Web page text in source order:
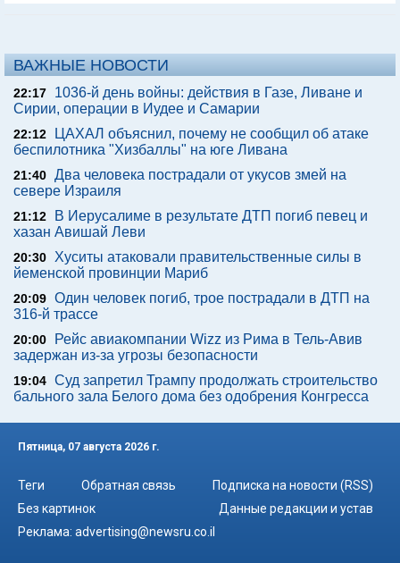
ВАЖНЫЕ НОВОСТИ
22:17
1036-й день войны: действия в Газе, Ливане и
Сирии, операции в Иудее и Самарии
22:12
ЦАХАЛ объяснил, почему не сообщил об атаке
беспилотника "Хизбаллы" на юге Ливана
21:40 Два человека пострадали от укусов змей на
севере Израиля
21:12
В Иерусалиме в результате ДТП погиб певец и
хазан Авишай Леви
20:30 Хуситы атаковали правительственные силы в
йеменской провинции Мариб
20:09 Один человек погиб, трое пострадали в ДТП на
316-й трассе
20:00
Рейс авиакомпании Wizz из Рима в Тель-Авив
задержан из-за угрозы безопасности
19:04 Суд запретил Трампу продолжать строительство
бального зала Белого дома без одобрения Конгресса
Пятница, 07 августа 2026 г.
Теги Обратная связь
Подписка на новости (RSS)
Без картинок
Данные редакции и устав
Реклама: advertising@newsru.co.il